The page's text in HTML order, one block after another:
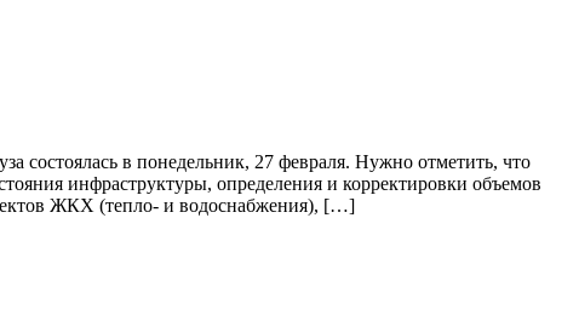
состоялась в понедельник, 27 февраля. Нужно отметить, что
инфраструктуры, определения и корректировки объемов
ЖКХ (тепло- и водоснабжения), […]